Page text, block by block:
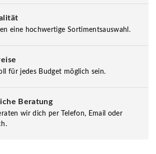
eine hochwertige Sortimentsauswahl.
für jedes Budget möglich sein.
Beratung
wir dich per Telefon, Email oder